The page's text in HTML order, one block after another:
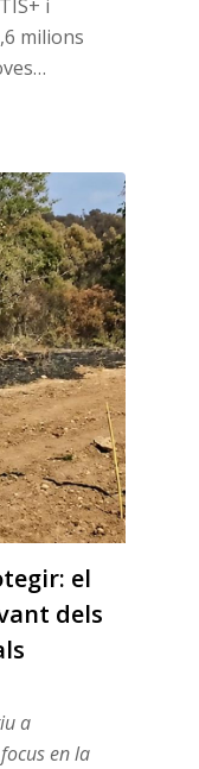
i
milions
el
dels
a
en la